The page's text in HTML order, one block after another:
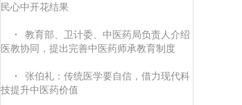
民心中开花结果
·
教育部、卫计委、中医药局负责人介绍
医教协同，提出完善中医药师承教育制度
·
张伯礼：传统医学要自信，借力现代科
技提升中医药价值